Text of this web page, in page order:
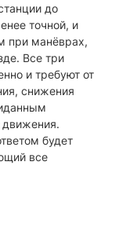
до
точной, и
при манёврах,
Все три
и требуют от
снижения
движения.
будет
все